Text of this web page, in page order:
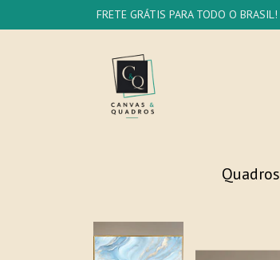
FRETE GRÁTIS PARA TODO O BRASIL!
Quadros